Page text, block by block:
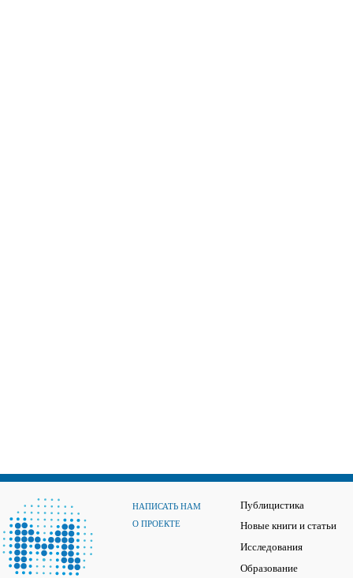
НАПИСАТЬ НАМ
О ПРОЕКТЕ
Публицистика
Новые книги и статьи
Исследования
Образование